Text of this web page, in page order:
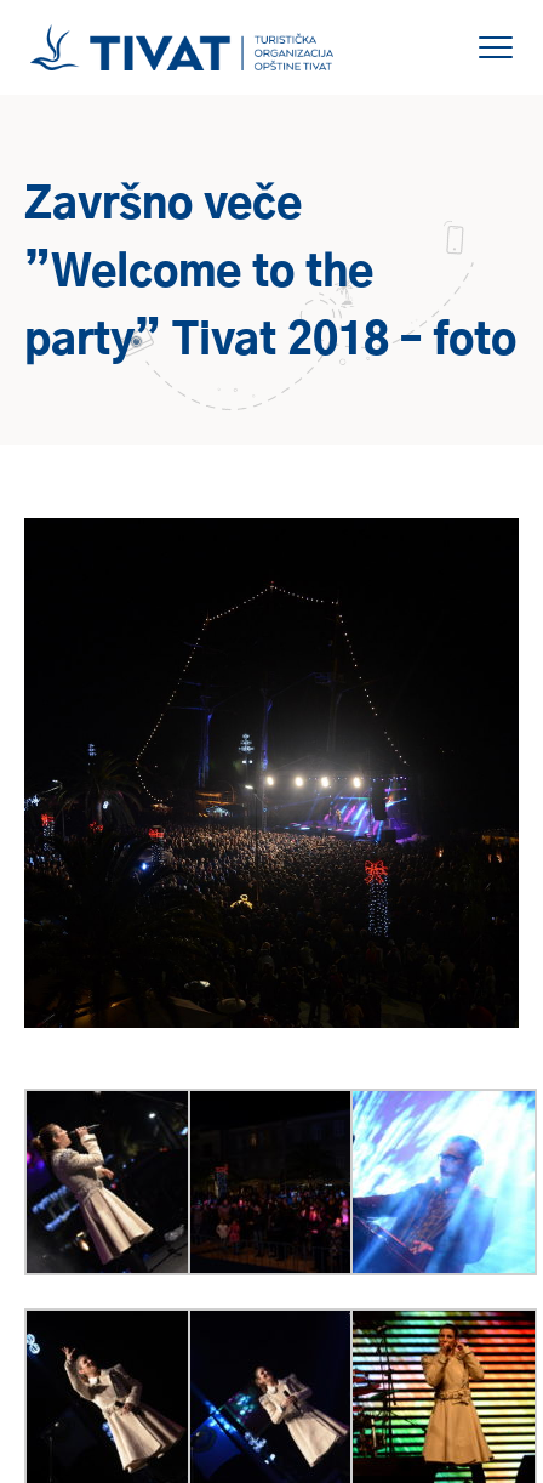
Završno veče
”Welcome to the
party” Tivat 2018 – foto